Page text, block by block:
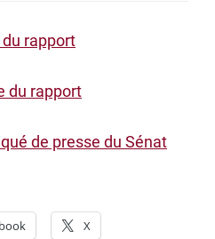
du rapport
du rapport
de presse du Sénat
X